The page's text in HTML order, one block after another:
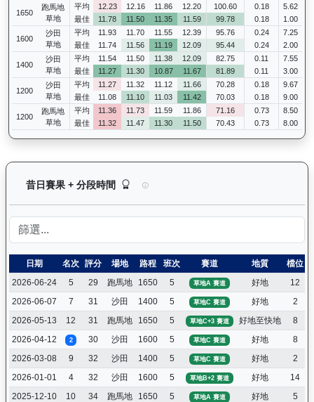
1650
跑馬地
草地
平均 12.23 12.16 11.86 12.20 100.60 0.18
5.62
最佳
11.78 11.50 11.35 11.59 99.78 0.18 1.00
1600
沙田
草地
平均 11.93 11.70 11.55 12.39 95.76 0.24
7.25
最佳
11.74 11.56 11.19 12.09 95.44 0.24 2.00
1400
沙田
草地
平均 11.54 11.50 11.38 12.09 82.75 0.11
7.55
最佳
11.27 11.30 10.87 11.67 81.89 0.11 3.00
1200
沙田
草地
平均 11.27 11.32 11.12 11.66 70.28 0.18
9.67
最佳
11.08 11.10 11.03 11.42 70.03 0.18 9.00
1200
跑馬地
草地
平均 11.36 11.73 11.59 11.86 71.16 0.73
8.50
最佳
11.32 11.47 11.30 11.50 70.43 0.73 8.00
昔日賽果 + 分段時間 威威父子（H419）— 昔日賽果及分
日期 名次 評分 場地 路程 班次 賽道 地質 檔位
2026-06-24
5 29 跑馬地 1650 5 草地A 賽道 好地 12
2026-06-07
7 31 沙田 1400 5 草地C 賽道 好地 2
2026-05-13
12 31 跑馬地 1650 5 草地C+3 賽道 好地至快地 8
2026-04-12
2 30 沙田 1600 5 草地C 賽道 好地 8
2026-03-08
9 32 沙田 1400 5 草地C 賽道 好地 2
2026-01-01
4 32 沙田 1600 5 草地B+2 賽道 好地 14
2025-12-10
10 34 跑馬地 1650 5 草地A 賽道 好地 5